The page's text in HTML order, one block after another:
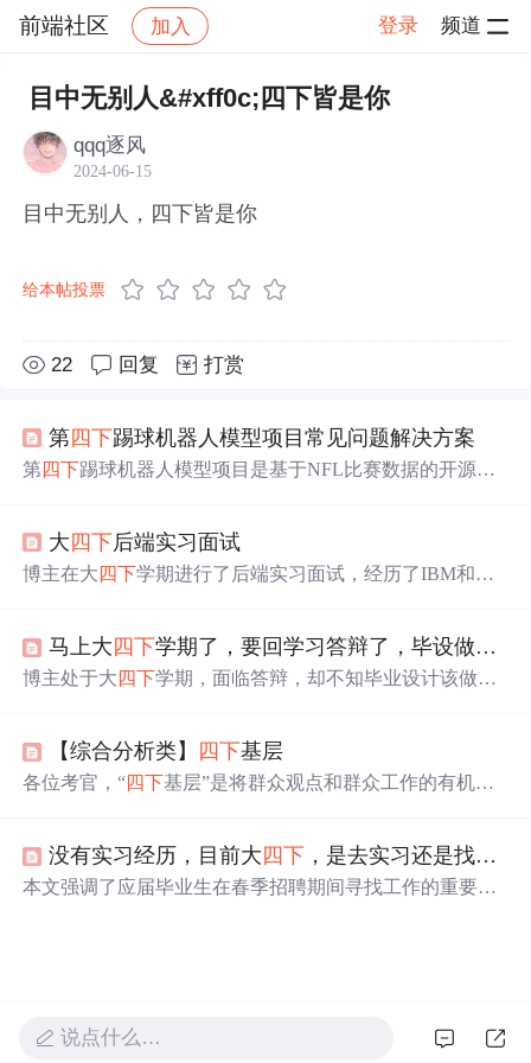
前端社区 加入 登录 频道
社区 前端社区 感慨 帖子详情
目中无别人&#xff0c;四下皆是你
qqq逐风
2024-06-15
目中无别人，四下皆是你
给本帖投票
22 回复 打赏
第四下踢球机器人模型项目常见问题解决方案
第 四下踢球机器人模型项目是基于NFL比赛数据的开源项
ython版本兼容性，要安装2.7并配置环境；三是依赖库安
装，需在2.7环境下安装。
大四下后端实习面试
博主在大 四下学期进行了后端实习面试，经历了IBM和百
法和编程能力，虽未深入问Java，但博主自认技术不够，
最终未获offer。
马上大 四下学期了，要回学习答辩了，毕设做个啥呢。。。。。。。。。。。。。。。。。。。。。。。。。。。。。。。。。。。。。。。。
博主处于大 四下学期，面临答辩，却不知毕业设计该做什
【综合分析类】 四下基层
各位考官，“四下基层”是将群众观点和群众工作的有机统
“信访接待下基层、现场办公下基层、调查研究下基层、方
针政策下基层”，结合实际谈谈你对“四下基层”的理解。
没有实习经历，目前大 四下 ，是去实习还是找工作？
本文强调了应届毕业生在春季招聘期间寻找工作的重要
说点什么…